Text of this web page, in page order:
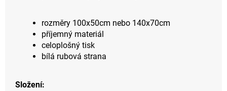
rozměry 100x50cm nebo 140x70cm
příjemný materiál
celoplošný tisk
bílá rubová strana
Složení: